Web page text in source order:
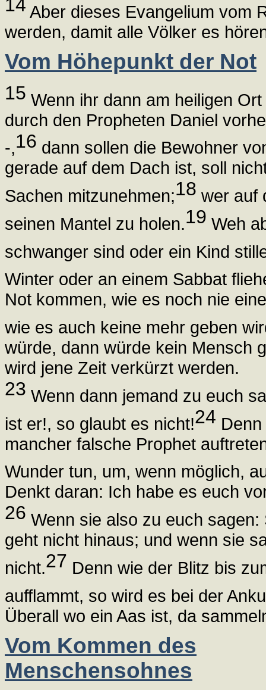
14 Aber dieses Evangelium vom
werden, damit alle Völker es
Vom Höhepunkt der Not
15 Wenn ihr dann am heiligen
durch den Propheten Daniel
-,16 dann sollen die Bewohner
gerade auf dem Dach ist, soll
Sachen mitzunehmen;18 wer auf
seinen Mantel zu holen.19 Weh
schwanger sind oder ein Kind
Winter oder an einem Sabbat
Not kommen, wie es noch nie
wie es auch keine mehr geben
würde, dann würde kein Mensch
wird jene Zeit verkürzt werden.
23 Wenn dann jemand zu euch
ist er!, so glaubt es nicht!24
mancher falsche Prophet
Wunder tun, um, wenn möglich,
Denkt daran: Ich habe es euch
26 Wenn sie also zu euch
geht nicht hinaus; und wenn sie
nicht.27 Denn wie der Blitz bis
aufflammt, so wird es bei der
Überall wo ein Aas ist, da
Vom Kommen des
Menschensohnes